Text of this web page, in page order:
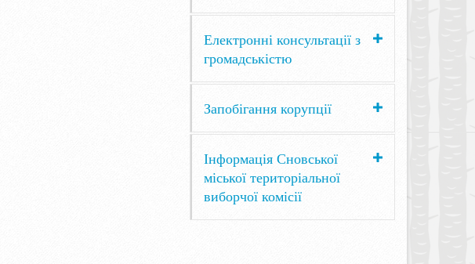
Електронні консультації з
громадськістю
Запобігання корупції
Інформація Сновської
міської територіальної
виборчої комісії